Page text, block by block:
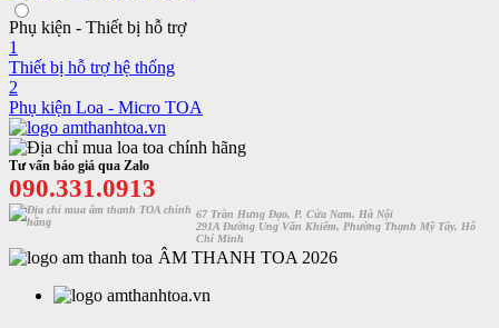
Phụ kiện - Thiết bị hỗ trợ
1
Thiết bị hỗ trợ hệ thống
2
Phụ kiện Loa - Micro TOA
Tư vấn báo giá qua Zalo
090.331.0913
67 Trần Hưng Đạo, P. Cửa Nam, Hà Nội
291A Đường Ung Văn Khiêm, Phường Thạnh Mỹ Tây, Hỗ
Chí Minh
ÂM THANH TOA 2026